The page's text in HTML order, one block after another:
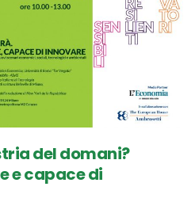
del domani?
e capace di